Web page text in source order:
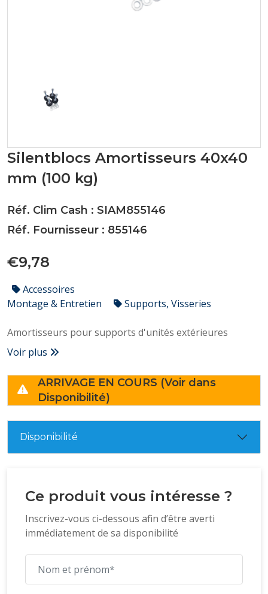
Silentblocs Amortisseurs 40x40
mm (100 kg)
Réf. Clim Cash : SIAM855146
Réf. Fournisseur : 855146
€9,78
Accessoires
Montage & Entretien
Supports, Visseries
Amortisseurs pour supports d'unités extérieures
Voir plus
ARRIVAGE EN COURS (Voir dans
Disponibilité)
Disponibilité
Ce produit vous intéresse ?
Inscrivez-vous ci-dessous afin d’être averti
immédiatement de sa disponibilité